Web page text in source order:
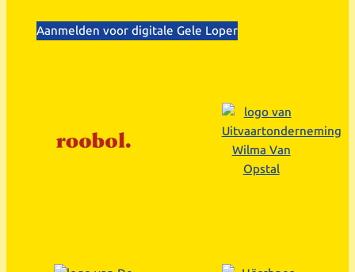
Aanmelden voor digitale Gele Loper